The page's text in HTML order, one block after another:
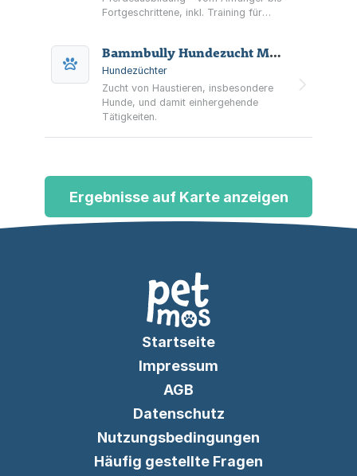
Fortgeschrittene, inkl. Training für
in der Region Solingen/Mettmann.
Bammbully Hundezucht Müller UG (haftungsbeschränkt)
Hundezüchter
Zucht von Haustieren, insbesondere
Hunde, und damit einhergehende
Tätigkeiten.
Ergebnisse auf Karte anzeigen
Startseite
Impressum
AGB
Datenschutz
Nutzungsbedingungen
Häufig gestellte Fragen